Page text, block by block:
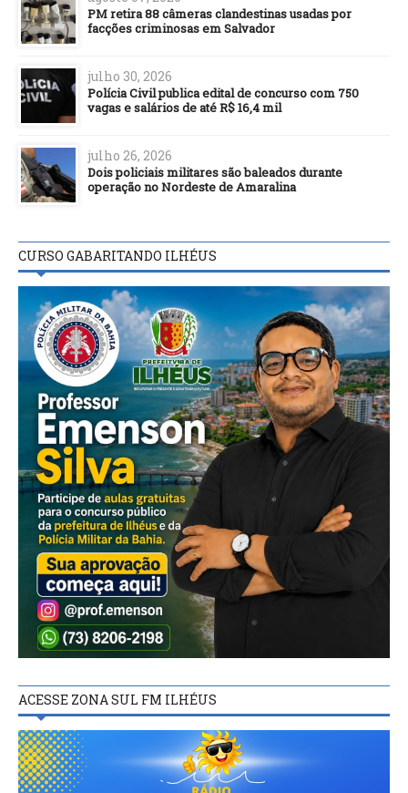
PM retira 88 câmeras clandestinas usadas por
facções criminosas em Salvador
julho 30, 2026
Polícia Civil publica edital de concurso com 750
vagas e salários de até R$ 16,4 mil
julho 26, 2026
Dois policiais militares são baleados durante
operação no Nordeste de Amaralina
CURSO GABARITANDO ILHÉUS
ACESSE ZONA SUL FM ILHÉUS